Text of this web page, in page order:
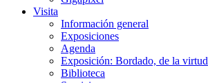
Visita
Información general
Exposiciones
Agenda
Exposición: Bordado, de la virtud
Biblioteca